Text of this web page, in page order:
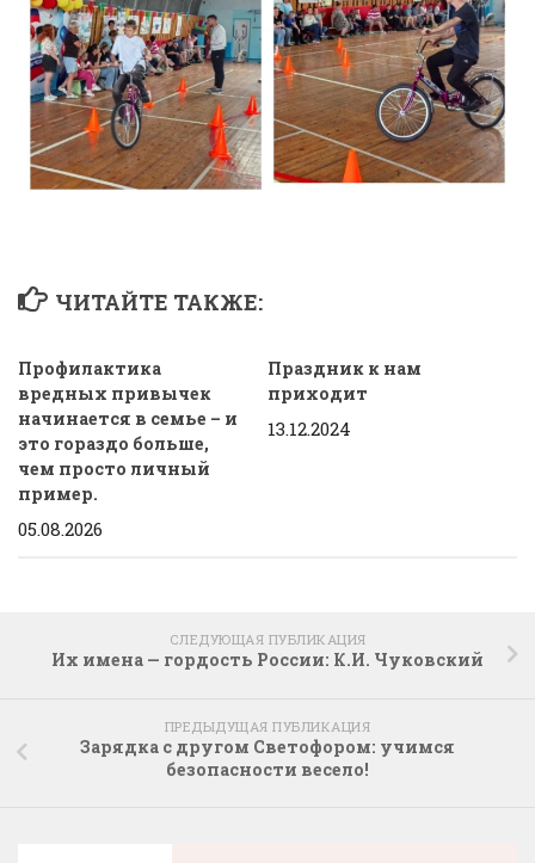
ЧИТАЙТЕ ТАКЖЕ:
Профилактика
вредных привычек
начинается в семье – и
это гораздо больше,
чем просто личный
пример.
05.08.2026
Праздник к нам
приходит
13.12.2024
СЛЕДУЮЩАЯ ПУБЛИКАЦИЯ
Их имена — гордость России: К.И. Чуковский
ПРЕДЫДУЩАЯ ПУБЛИКАЦИЯ
Зарядка с другом Светофором: учимся
безопасности весело!